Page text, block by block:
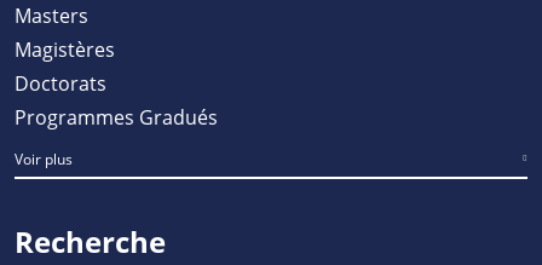
Masters
Magistères
Doctorats
Programmes Gradués
Voir plus
Recherche